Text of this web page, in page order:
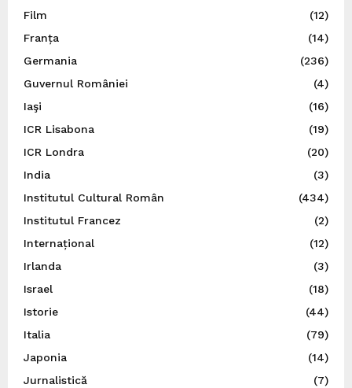
Film
(12)
Franța
(14)
Germania
(236)
Guvernul României
(4)
Iaşi
(16)
ICR Lisabona
(19)
ICR Londra
(20)
India
(3)
Institutul Cultural Român
(434)
Institutul Francez
(2)
Internațional
(12)
Irlanda
(3)
Israel
(18)
Istorie
(44)
Italia
(79)
Japonia
(14)
Jurnalistică
(7)